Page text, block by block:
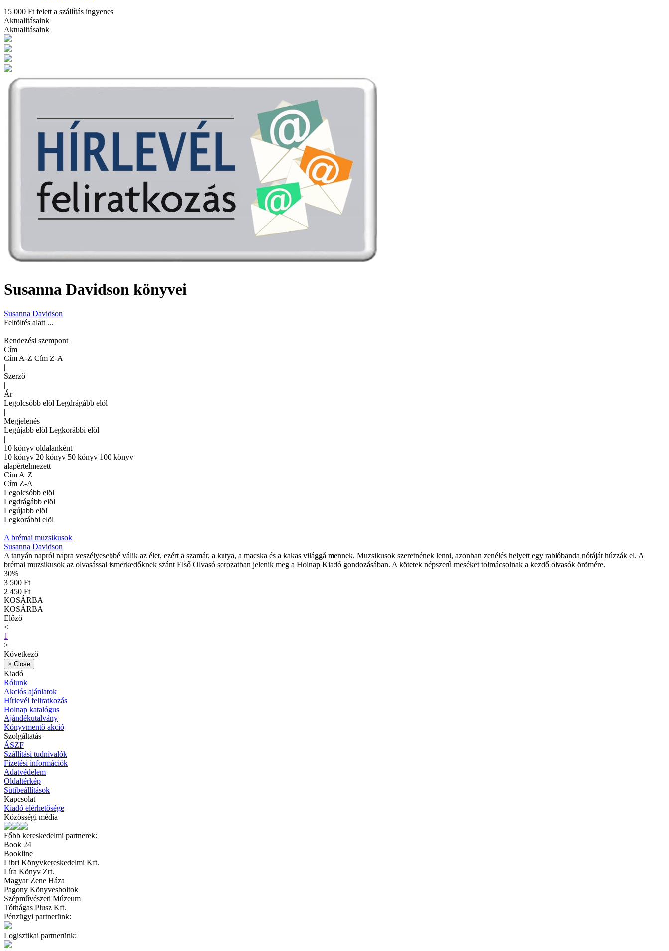
15 000 Ft felett a szállítás ingyenes
Aktualitásaink
Aktualitásaink
Susanna Davidson könyvei
Susanna Davidson
Feltöltés alatt ...
Rendezési szempont
Cím
Cím A-Z Cím Z-A
|
Szerző
|
Ár
Legolcsóbb elöl Legdrágább elöl
|
Megjelenés
Legújabb elöl Legkorábbi elöl
|
10 könyv oldalanként
10 könyv 20 könyv 50 könyv 100 könyv
alapértelmezett
Cím A-Z
Cím Z-A
Legolcsóbb elöl
Legdrágább elöl
Legújabb elöl
Legkorábbi elöl
A brémai muzsikusok
Susanna Davidson
A tanyán napról napra veszélyesebbé válik az élet, ezért a szamár, a kutya, a macska és a kakas világgá mennek. Muzsikusok szeretnének lenni, azonban zenélés helyett egy rablóbanda nótáját húzzák el. A
brémai muzsikusok az olvasással ismerkedőknek szánt Első Olvasó sorozatban jelenik meg a Holnap Kiadó gondozásában. A kötetek népszerű meséket tolmácsolnak a kezdő olvasók örömére.
30%
3 500 Ft
2 450 Ft
KOSÁRBA
KOSÁRBA
Előző
<
1
>
Következő
× Close
Kiadó
Rólunk
Akciós ajánlatok
Hírlevél feliratkozás
Holnap katalógus
Ajándékutalvány
Könyvmentő akció
Szolgáltatás
ÁSZF
Szállítási tudnivalók
Fizetési információk
Adatvédelem
Oldaltérkép
Sütibeállítások
Kapcsolat
Kiadó elérhetősége
Közösségi média
Főbb kereskedelmi partnerek:
Book 24
Bookline
Libri Könyvkereskedelmi Kft.
Líra Könyv Zrt.
Magyar Zene Háza
Pagony Könyvesboltok
Szépművészeti Múzeum
Tóthágas Plusz Kft.
Pénzügyi partnerünk:
Logisztikai partnerünk: